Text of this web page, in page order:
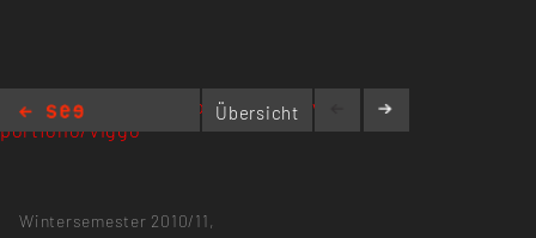
Viggo
Übersicht
cargocollective.com/olegpugachev-
portfolio/Viggo
Wintersemester 2010/11,